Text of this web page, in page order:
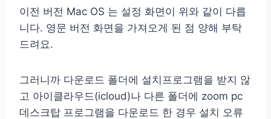
이전 버전 Mac OS 는 설정 화면이 위와 같이 다릅
니다. 영문 버전 화면을 가져오게 된 점 양해 부탁
드려요.
그러니까 다운로드 폴더에 설치프로그램을 받지 않
고 아이클라우드(icloud)나 다른 폴더에 zoom pc
데스크탑 프로그램을 다운로드 한 경우 설치 오류